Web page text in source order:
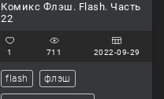
Комикс Флэш. Flash. Часть
22
1 711 2022-09-29
flash флэш